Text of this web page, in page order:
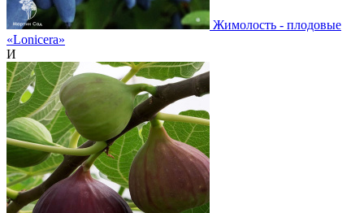
Жимолость - плодовые
«Lonicera»
И